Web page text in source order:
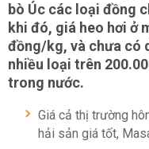
bò Úc các loại đồng
khi đó, giá heo hơi ở
đồng/kg, và chưa có
nhiều loại trên
trong nước.
Giá cả thị trường
hải sản giá tốt,